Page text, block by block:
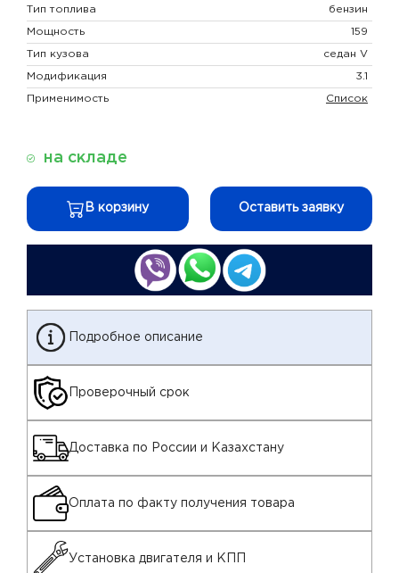
Тип топлива бензин
Мощность 159
Тип кузова седан V
Модификация 3.1
Применимость Список
на складе
В корзину Оставить заявку
Подробное описание
Проверочный срок
Доставка по России и Казахстану
Оплата по факту получения товара
Установка двигателя и КПП